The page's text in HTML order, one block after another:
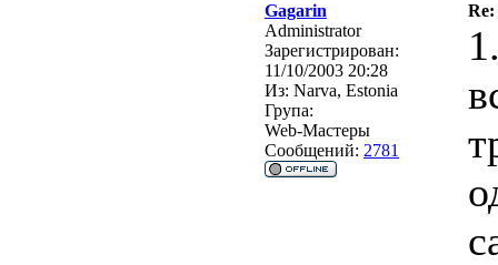
Gagarin
Administrator
Зарегистрирован:
11/10/2003 20:28
Из: Narva, Estonia
Група:
Web-Мастеры
Сообщений: 2781